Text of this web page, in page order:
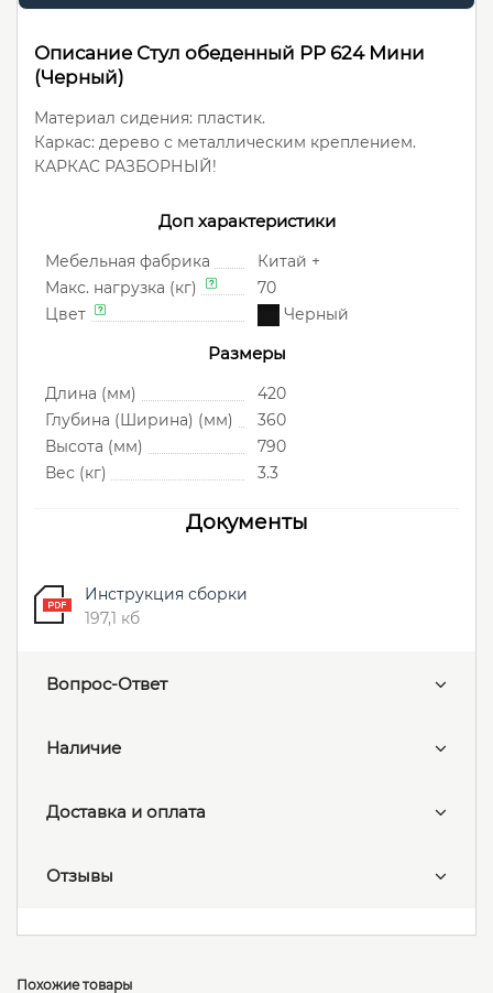
Описание Стул обеденный PP 624 Мини
(Черный)
Материал сидения: пластик.
Каркас: дерево с металлическим креплением.
КАРКАС РАЗБОРНЫЙ!
Доп характеристики
Мебельная фабрика
Китай +
Макс. нагрузка (кг)
70
Цвет
Черный
Размеры
Длина (мм)
420
Глубина (Ширина) (мм)
360
Высота (мм)
790
Вес (кг)
3.3
Документы
Инструкция сборки
197,1 кб
Вопрос-Ответ
Наличие
Доставка и оплата
Отзывы
Похожие товары